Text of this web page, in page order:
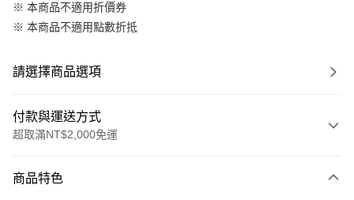
※ 本商品不適用折價券
※ 本商品不適用點數折抵
請選擇商品選項
付款與運送方式
超取滿NT$2,000免運
信用卡一次付款
商品特色